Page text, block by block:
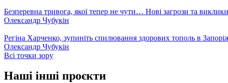
Безперевна тривога, якої тепер не чути… Нові загрози та
Олександр Чубукін
Регіна Харченко, зупиніть спилювання здорових тополь в
Олександр Чубукін
Всі точки зору
Наші інші проєкти